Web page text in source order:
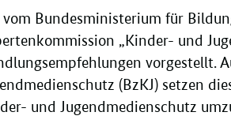
vom Bundesministerium für
„Kinder- und
vorgestellt.
(BzKJ) setzen
und Jugendmedienschutz